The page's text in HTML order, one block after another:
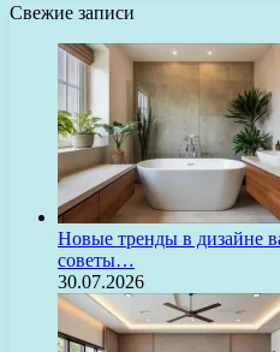
Свежие записи
Новые тренды в дизайне
советы…
30.07.2026